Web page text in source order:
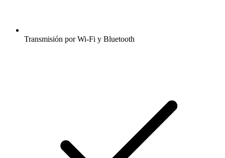
Transmisión por Wi-Fi y Bluetooth